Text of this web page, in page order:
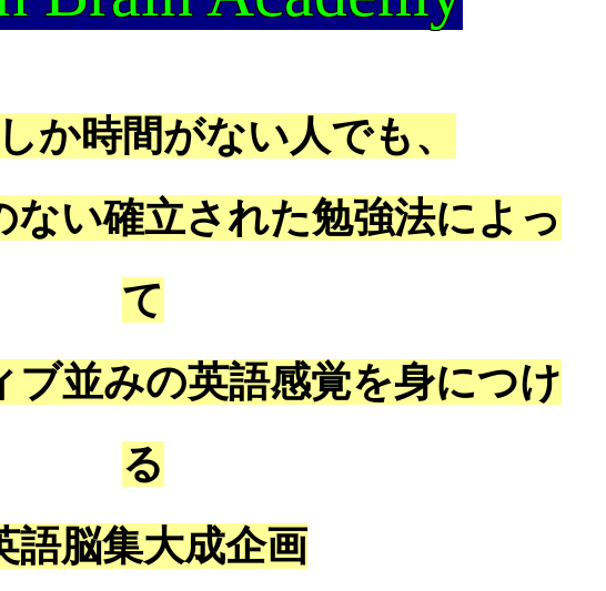
か時間がない人でも、
ない確立された勉強法によっ
て
ブ並みの英語感覚を身につけ
る
語脳集大成企画